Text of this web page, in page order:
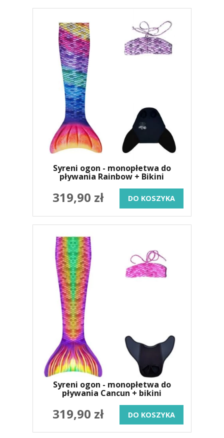
Syreni ogon - monopłetwa do
pływania Rainbow + Bikini
319,90 zł DO KOSZYKA
Syreni ogon - monopłetwa do
pływania Cancun + bikini
319,90 zł DO KOSZYKA